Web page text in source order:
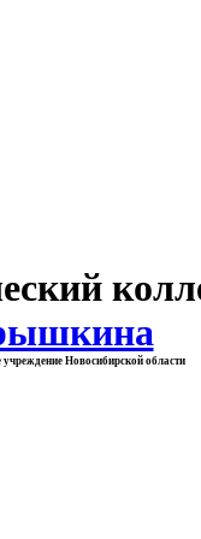
учреждение Новосибирской области